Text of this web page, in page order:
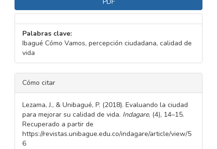
Palabras clave:
Ibagué Cómo Vamos, percepción ciudadana, calidad de
vida
DETALLES
DEL
ARTÍCULO
Cómo citar
Lezama, J., & Unibagué, P. (2018). Evaluando la ciudad
para mejorar su calidad de vida. Indagare, (4), 14–15.
Recuperado a partir de
https://revistas.unibague.edu.co/indagare/article/view/5
6